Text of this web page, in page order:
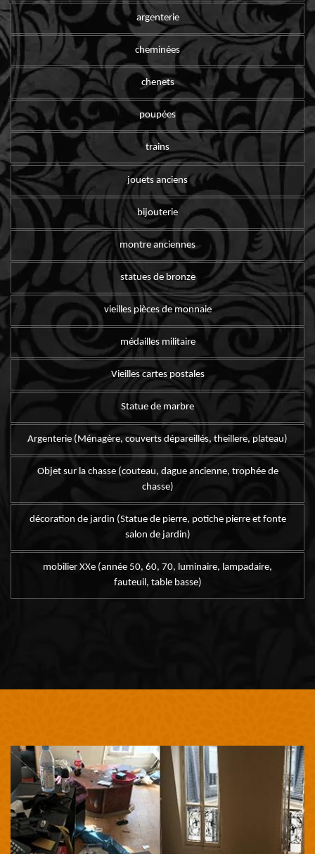
argenterie
cheminées
chenets
poupées
trains
jouets anciens
bijouterie
montre anciennes
statues de bronze
vieilles pièces de monnaie
médailles militaire
Vieilles cartes postales
Statue de marbre
Argenterie (Ménagère, couverts dépareillés, theillere, plateau)
Objet sur la chasse (couteau, dague ancienne, trophée de
chasse)
décoration de jardin (Statue de pierre, potiche pierre et fonte
salon de jardin)
mobilier XXe (année 50, 60, 70, luminaire, lampadaire,
fauteuil, table basse)